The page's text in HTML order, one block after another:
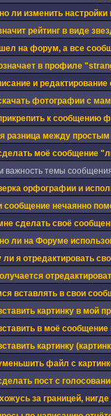
ли изменить
рейтинг в виде
на форум, а все
в профиле
и
фотографии с
к сообщению
разница между
моё сообщение
важность темы
орфографии и
сообщение нечаянно
сделать своё
ли на Форуме
ли я отредактировать
вставлять в свои
картинку в мой
в моё
картинку
файл с
пост с
за границей,